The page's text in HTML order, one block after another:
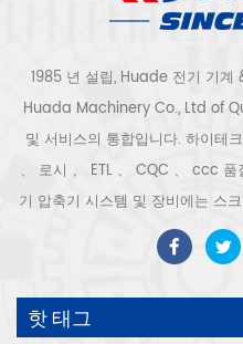
1985 년 설립, Huade 전기 기
Huada Machinery Co., Ltd of
및 서비스의 통합입니다. 하이테
、 로시 、 ETL 、 CQC 、 ccc
기 압축기 시스템 및 장비에는 스
스크롤 유형, 피스톤 유형, 건조기,
라인 등이 포함됩니다. 보다 300
우리 회사는 보다 30 년 경력
및 장비에 대한 최고의 부품 주조
핫 태그